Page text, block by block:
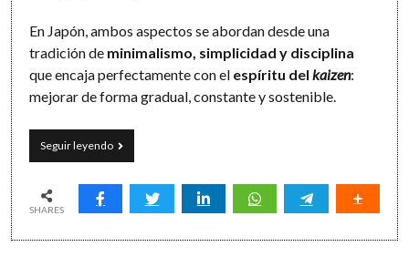
En Japón, ambos aspectos se abordan desde una
tradición de minimalismo, simplicidad y disciplina
que encaja perfectamente con el espíritu del kaizen:
mejorar de forma gradual, constante y sostenible.
Seguir leyendoLa
sencillez
organizar
y
SHARES